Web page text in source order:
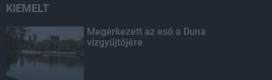
KIEMELT
Megérkezett az eső a Duna
vízgyűjtőjére